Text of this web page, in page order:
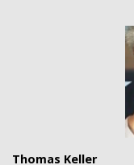
Thomas Keller